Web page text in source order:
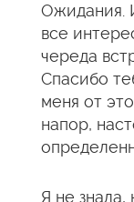
Ожидания.
все
череда
Спасибо
меня от
напор,
Я не знала,